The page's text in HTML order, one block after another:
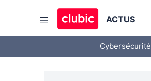
ACTUS
Cybersécurité